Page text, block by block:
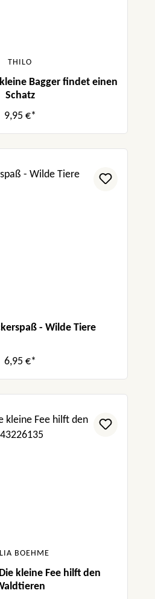
THILO
Bagger findet einen
Schatz
9,95 €*
- Wilde Tiere
6,95 €*
BOEHME
kleine Fee hilft den